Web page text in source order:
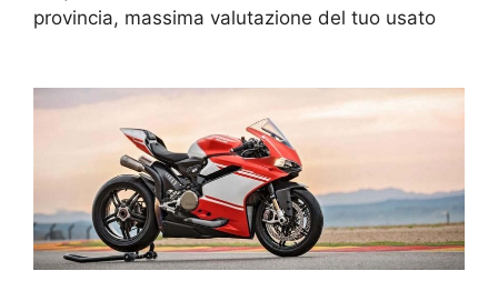
provincia, massima valutazione del tuo usato